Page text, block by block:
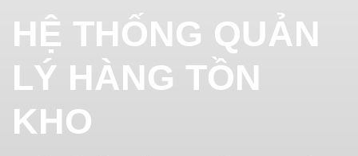
HỆ THỐNG QUẢN
LÝ HÀNG TỒN
KHO